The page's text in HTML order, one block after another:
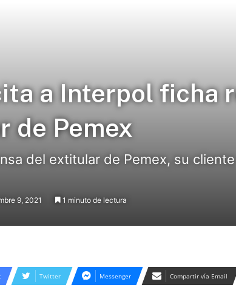
a Interpol ficha
de Pemex
del extitular de Pemex, su
9, 2021 1 minuto de lectura
Twitter Messenger Compartir vía Email